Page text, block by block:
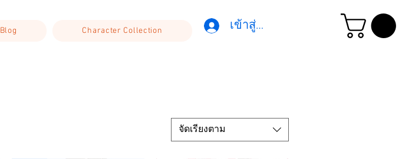
Blog Character Collection เข้าสู่ระบบ
จัดเรียงตาม